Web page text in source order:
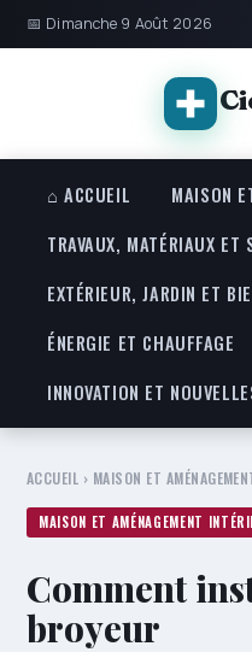
📅 Dimanche 9 Août 2026
⌂ ACCUEIL
MAISON
TRAVAUX, MATÉRIAUX ET
EXTÉRIEUR, JARDIN ET
ÉNERGIE ET CHAUFFAGE
INNOVATION ET
ACCUEIL › MAISON ET
MAISON ET AMÉNAGEMENT
Comment
broyeur